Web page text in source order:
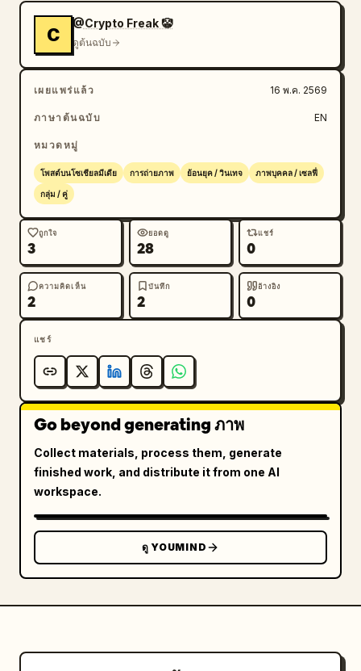
C
@Crypto Freak 🤡
ดูต้นฉบับ
เผยแพร่แล้ว 16 พ.ค. 2569
ภาษาต้นฉบับ EN
หมวดหมู่
โพสต์บนโซเชียลมีเดีย การถ่ายภาพ ย้อนยุค / วินเทจ ภาพบุคคล / เซลฟี่
กลุ่ม / คู่
ถูกใจ
3
ยอดดู
28
แชร์
0
ความคิดเห็น
2
บันทึก
2
อ้างอิง
0
แชร์
Go beyond generating ภาพ
Collect materials, process them, generate
finished work, and distribute it from one AI
workspace.
ดู YOUMIND